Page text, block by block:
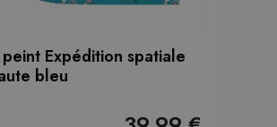
Expédition spatiale
bleu